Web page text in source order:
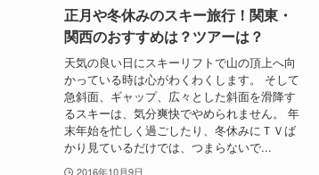
正月や冬休みのスキー旅行！関東・
関西のおすすめは？ツアーは？
天気の良い日にスキーリフトで山の頂上へ向
かっている時は心がわくわくします。 そして
急斜面、ギャップ、広々とした斜面を滑降す
るスキーは、気分爽快でやめられません。 年
末年始を忙しく過ごしたり、冬休みにＴＶば
かり見ているだけでは、つまらないで...
2016年10月9日